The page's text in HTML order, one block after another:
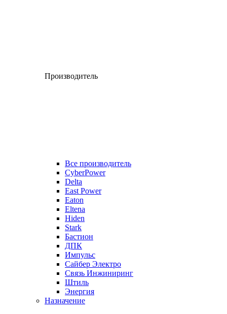
Производитель
Все производитель
CyberPower
Delta
East Power
Eaton
Eltena
Hiden
Stark
Бастион
ДПК
Импульс
Сайбер Электро
Связь Инжиниринг
Штиль
Энергия
Назначение